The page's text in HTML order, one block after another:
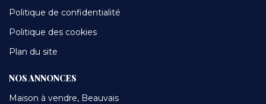
Politique de confidentialité
Politique des cookies
Plan du site
NOS ANNONCES
Maison à vendre, Beauvais